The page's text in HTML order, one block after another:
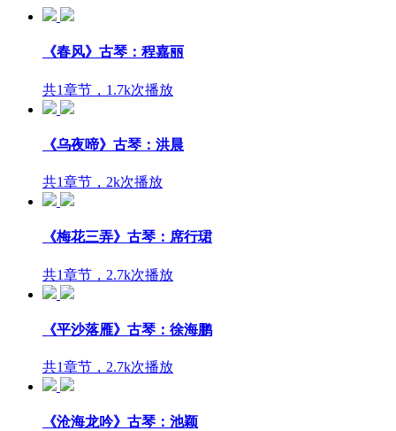
《春风》古琴：程嘉丽
共1章节，1.7k次播放
《乌夜啼》古琴：洪晨
共1章节，2k次播放
《梅花三弄》古琴：席行珺
共1章节，2.7k次播放
《平沙落雁》古琴：徐海鹏
共1章节，2.7k次播放
《沧海龙吟》古琴：池颖